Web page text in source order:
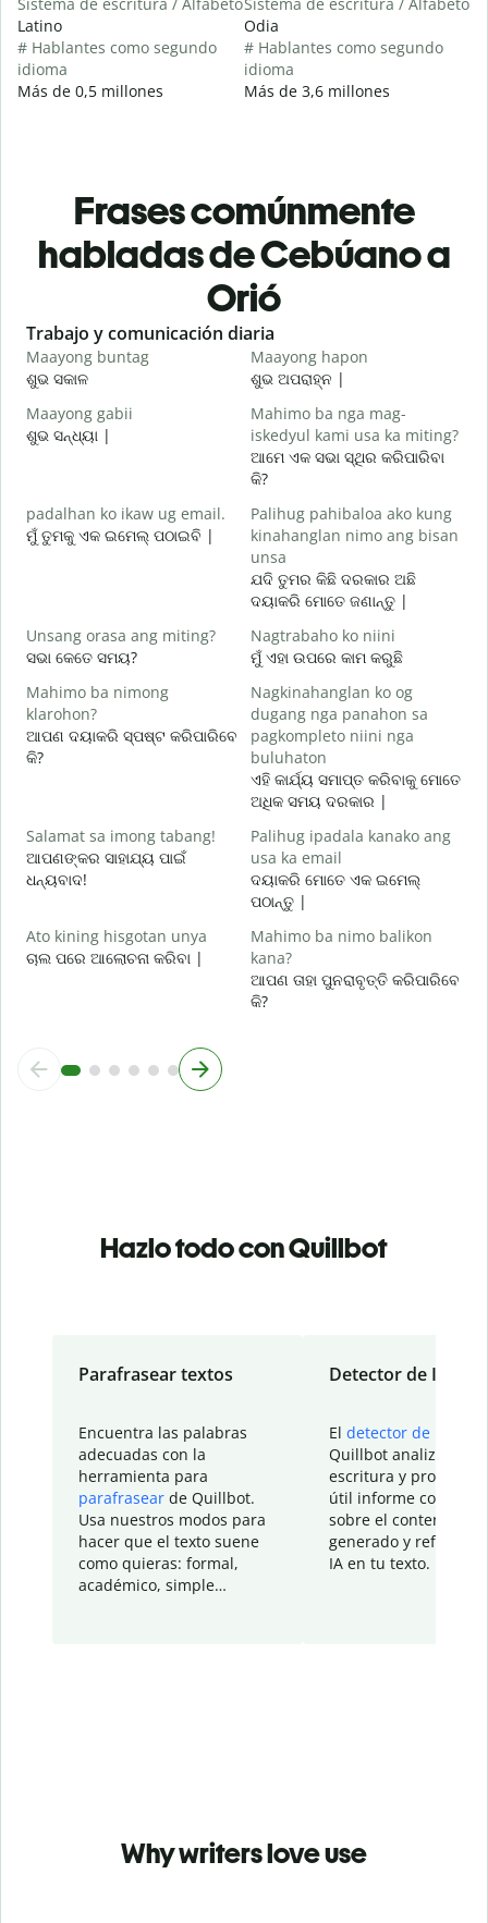
Latino
# Hablantes como segundo
idioma
Más de 0,5 millones
Odia
# Hablantes como segundo
idioma
Más de 3,6 millones
Frases comúnmente
habladas de Cebúano a
Orió
Slide 1 of 6
Trabajo y comunicación diaria
Maayong buntag
ଶୁଭ ସକାଳ
Maayong hapon
ଶୁଭ ଅପରାହ୍ନ |
Maayong gabii
ଶୁଭ ସନ୍ଧ୍ୟା |
Mahimo ba nga mag-
iskedyul kami usa ka miting?
ଆମେ ଏକ ସଭା ସ୍ଥିର କରିପାରିବା
କି?
padalhan ko ikaw ug email.
ମୁଁ ତୁମକୁ ଏକ ଇମେଲ୍ ପଠାଇବି |
Palihug pahibaloa ako kung
kinahanglan nimo ang bisan
unsa
ଯଦି ତୁମର କିଛି ଦରକାର ଅଛି
ଦୟାକରି ମୋତେ ଜଣାନ୍ତୁ |
Unsang orasa ang miting?
ସଭା କେତେ ସମୟ?
Nagtrabaho ko niini
ମୁଁ ଏହା ଉପରେ କାମ କରୁଛି
Mahimo ba nimong
klarohon?
ଆପଣ ଦୟାକରି ସ୍ପଷ୍ଟ କରିପାରିବେ
କି?
Nagkinahanglan ko og
dugang nga panahon sa
pagkompleto niini nga
buluhaton
ଏହି କାର୍ଯ୍ୟ ସମାପ୍ତ କରିବାକୁ ମୋତେ
ଅଧିକ ସମୟ ଦରକାର |
Salamat sa imong tabang!
ଆପଣଙ୍କର ସାହାଯ୍ୟ ପାଇଁ
ଧନ୍ୟବାଦ!
Palihug ipadala kanako ang
usa ka email
ଦୟାକରି ମୋତେ ଏକ ଇମେଲ୍
ପଠାନ୍ତୁ |
Ato kining hisgotan unya
ଚାଲ ପରେ ଆଲୋଚନା କରିବା |
Mahimo ba nimo balikon
kana?
ଆପଣ ତାହା ପୁନରାବୃତ୍ତି କରିପାରିବେ
କି?
Hazlo todo con Quillbot
Parafrasear textos
Encuentra las palabras
adecuadas con la
herramienta para
parafrasear de Quillbot.
Usa nuestros modos para
hacer que el texto suene
como quieras: formal,
académico, simple…
Detector de IA
El detector de IA
Quillbot analiza tu
escritura y
útil informe con
sobre el contenido
generado y refinado
IA en tu texto.
Why writers love use